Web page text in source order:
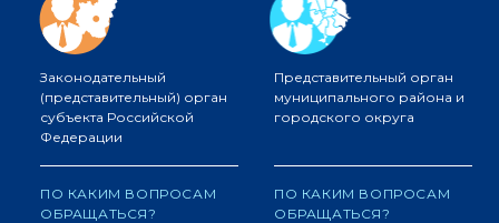
Законодательный
(представительный) орган
субъекта Российской
Федерации
ПО КАКИМ ВОПРОСАМ
ОБРАЩАТЬСЯ?
Представительный орган
муниципального района и
городского округа
ПО КАКИМ ВОПРОСАМ
ОБРАЩАТЬСЯ?